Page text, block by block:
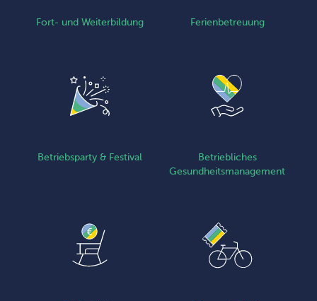
Fort- und Weiterbildung Ferienbetreuung
Betriebsparty & Festival
Betriebliches
Gesundheits­management